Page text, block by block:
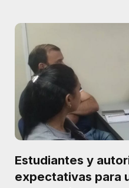
Estudiantes y
expectativas para